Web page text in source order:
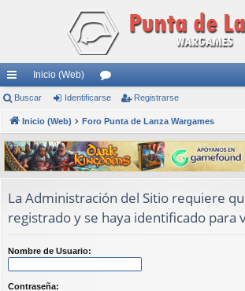
nl
ac
es
rá
pi
do
Inicio (Web)
or
os
Buscar Identificarse Registrarse
Inicio (Web) Foro Punta de Lanza Wargames
La Administración del Sitio requiere
registrado y se haya identificado para
Nombre de Usuario:
Contraseña: